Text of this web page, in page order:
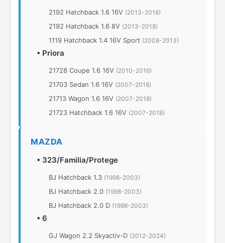
2192 Hatchback 1.6 16V (2013-2018)
2192 Hatchback 1.6 8V (2013-2018)
1119 Hatchback 1.4 16V Sport (2008-2013)
• Priora
21728 Coupe 1.6 16V (2010-2016)
21703 Sedan 1.6 16V (2007-2018)
21713 Wagon 1.6 16V (2007-2018)
21723 Hatchback 1.6 16V (2007-2018)
MAZDA
• 323/Familia/Protege
BJ Hatchback 1.3 (1998-2003)
BJ Hatchback 2.0 (1998-2003)
BJ Hatchback 2.0 D (1998-2003)
• 6
GJ Wagon 2.2 Skyactiv-D (2012-2024)